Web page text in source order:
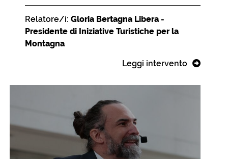
Relatore/i: Gloria Bertagna Libera -
Presidente di Iniziative Turistiche per la
Montagna
Leggi intervento